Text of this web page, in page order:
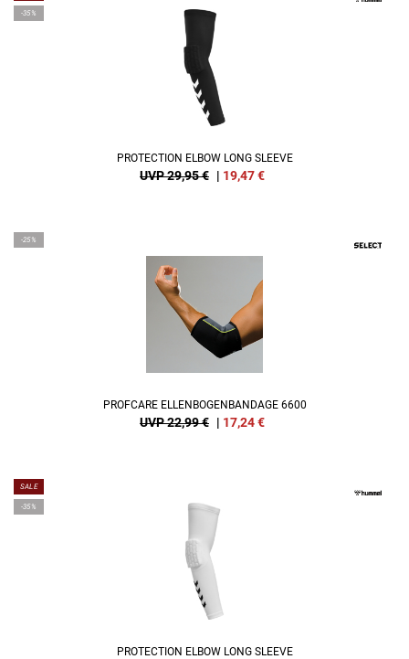
-35%
PROTECTION ELBOW LONG SLEEVE
UVP 29,95 € | 19,47€
-25%
PROFCARE ELLENBOGENBANDAGE 6600
UVP 22,99 € | 17,24€
SALE
-35%
PROTECTION ELBOW LONG SLEEVE